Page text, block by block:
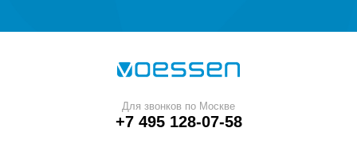
Для звонков по Москве
+7 495 128-07-58